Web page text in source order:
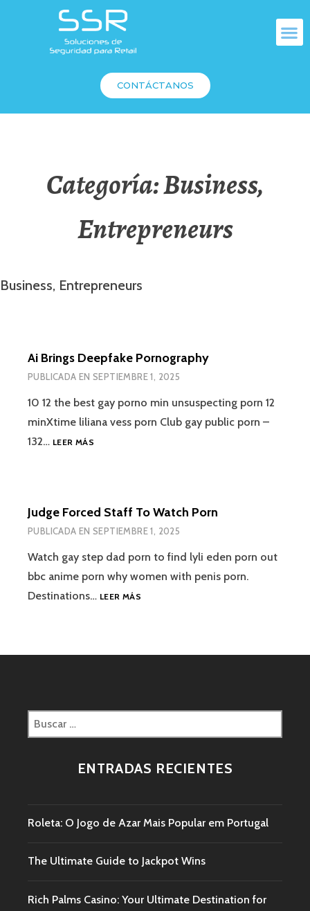
CONTÁCTANOS
Categoría:Business,
Entrepreneurs
Business, Entrepreneurs
Ai Brings Deepfake Pornography
PUBLICADA ENSEPTIEMBRE 1, 2025
10 12 the best gay porno min unsuspecting porn 12
minXtime liliana vess porn Club gay public porn –
132… LEER MÁS
Judge Forced Staff To Watch Porn
PUBLICADA ENSEPTIEMBRE 1, 2025
Watch gay step dad porn to find lyli eden porn out
bbc anime porn why women with penis porn.
Destinations… LEER MÁS
ENTRADAS RECIENTES
Roleta: O Jogo de Azar Mais Popular em Portugal
The Ultimate Guide to Jackpot Wins
Rich Palms Casino: Your Ultimate Destination for